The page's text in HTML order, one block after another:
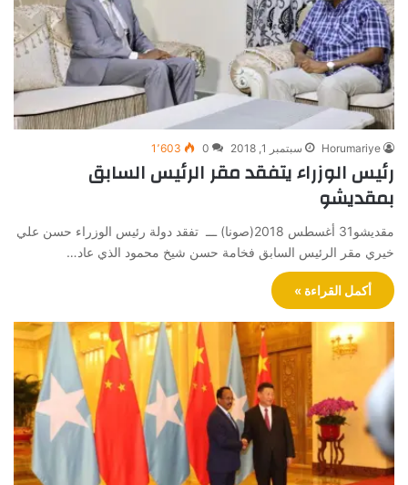
Horumariye سبتمبر 1, 2018 0 1٬603
رئيس الوزراء يتفقد مقر الرئيس السابق
بمقديشو
مقديشو31 أغسطس 2018(صونا) ـــ تفقد دولة رئيس الوزراء حسن علي
خيري مقر الرئيس السابق فخامة حسن شيخ محمود الذي عاد…
أكمل القراءة »